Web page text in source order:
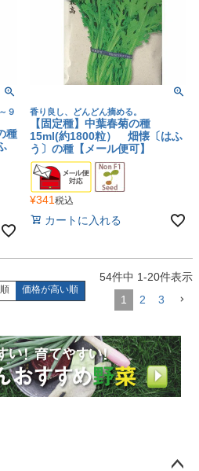
９
種
香り良し、どんどん摘める。
【固定種】中葉春菊の種
15ml(約1800粒） 畑懐〔はふ
う〕の種【メール便可】
¥341 税込
カートに入れる
価格が高い順
54件中 1-20件表示
1
2 3